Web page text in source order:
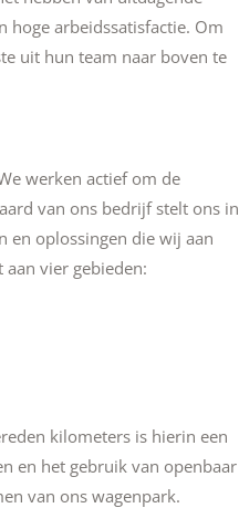
arbeidssatisfactie. Om
uit hun team naar boven te
werken actief om de
van ons bedrijf stelt ons in
en oplossingen die wij aan
vier gebieden:
kilometers is hierin een
en het gebruik van openbaar
van ons wagenpark.